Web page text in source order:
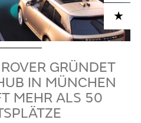
ITALY (ITALIANO)
ADD TO CART
GRÜNDET
IN MÜNCHEN
MEHR ALS 50